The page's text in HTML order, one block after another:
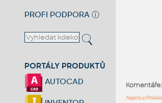
PROFI PODPORA ⓘ
PORTÁLY PRODUKTŮ
AUTOCAD
Komentáře:
Nejste